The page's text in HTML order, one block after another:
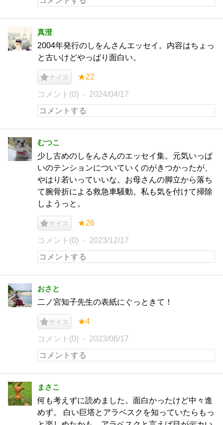
真澄
2004年発行のしをんさんエッセイ。内容はちょっ
と古いけどやっぱり面白い。
ナイス ★22
コメント(0) 2024/04/17
むつこ
少し古めのしをんさんのエッセイ集。元気いっぱ
いのテンションについていくのがきつかったが、
やはり若いっていいな。お母さんの脚立から落ち
て腕骨折による救急車騒動。私も気を付けて掃除
しようっと。
ナイス ★26
コメント(0) 2023/12/17
おさと
二ノ宮知子先生の表紙にぐっときて！
ナイス ★4
コメント(0) 2023/06/17
まさこ
何も考えずに読めました。面白かったけど中々進
めず。 白い巨塔とアラベスクを知っていたらもっ